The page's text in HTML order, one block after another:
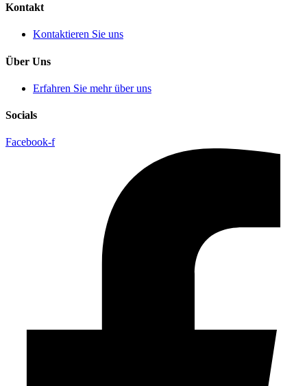
Kontakt
Kontaktieren Sie uns
Über Uns
Erfahren Sie mehr über uns
Socials
Facebook-f